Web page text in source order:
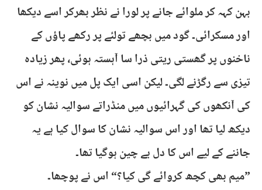
بہن کہہ کر ملوائے جانے پر لورا نے نظر بھرکر اسے دیکھا
اور مسکرائی۔ گود میں بچھے تولئے پر رکھے پاؤں کے
ناخنوں پر گھستی ریتی ذرا سا آہستہ ہوئی، پھر زیادہ
تیزی سے رگڑنے لگی۔ لیکن اسی ایک پل میں نوینہ نے اس
کی آنکھوں کی گہرائیوں میں منڈراتے سوالیہ نشان کو
دیکھ لیا تھا اور اس سوالیہ نشان کا سوال کیا ہے یہ
جاننے کے لیے اس کا دل بے چین ہوگیا تھا۔
”میم بھی کچھ کروائے گی کیا؟“ اس نے پوچھا۔